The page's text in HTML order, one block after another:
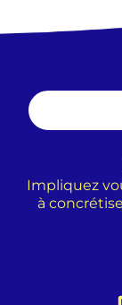
Impliquez
à